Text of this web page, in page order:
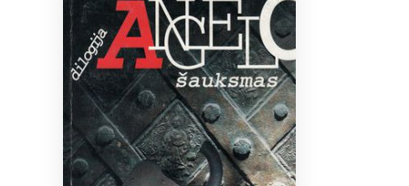
Bibliotekoms
+370 667 80 541
info@elvislab.lt